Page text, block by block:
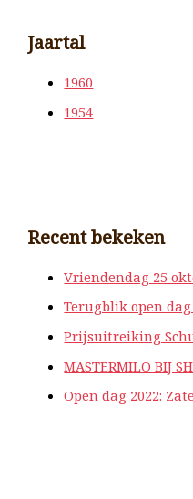
Jaartal
1960
1954
Recent bekeken
Vriendendag 25
Terugblik open dag
Prijsuitreiking
MASTERMILO BIJ
Open dag 2022: